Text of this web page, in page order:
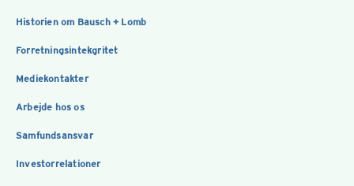
Historien om Bausch + Lomb
Forretningsintekgritet
Mediekontakter
Arbejde hos os
Samfundsansvar
Investorrelationer